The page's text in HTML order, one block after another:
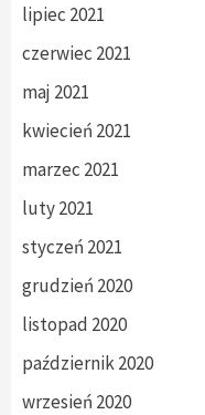
lipiec 2021
czerwiec 2021
maj 2021
kwiecień 2021
marzec 2021
luty 2021
styczeń 2021
grudzień 2020
listopad 2020
październik 2020
wrzesień 2020